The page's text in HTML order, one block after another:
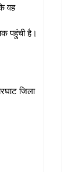
वह
पहुंची है।
जिला